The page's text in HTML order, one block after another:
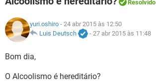
NUTRIÇÃO
BEM-ESTAR
Resolvido
yuri.oshiro - 24 abr 2015 às 12:50
Luis Deutsch
- 27 abr 2015 às 11:48
Bom dia,
O Alcoolismo é hereditário?